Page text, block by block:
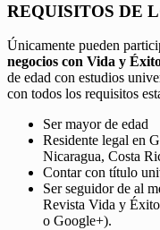
REQUISITOS DE
Únicamente pueden
negocios con Vida y
de edad con estudios
con todos los requisitos
Ser mayor de edad
Residente legal en
Nicaragua, Costa
Contar con título
Ser seguidor de al
Revista Vida y
o Google+).